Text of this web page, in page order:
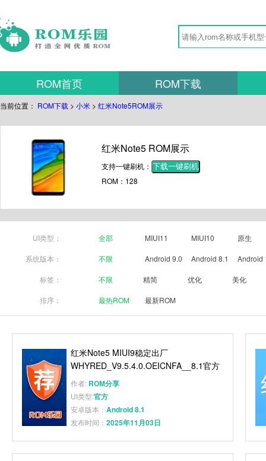
ROM首页 ROM下载
当前位置： ROM下载 > 小米 > 红米Note5ROM展示
红米Note5 ROM展示
支持一键刷机： 下载一键刷机
ROM：128
UI类型： 全部 MIUI11 MIUI10 原生
系统版本： 不限 Android 9.0 Android 8.1 Android
标签： 不限 精简 优化 美化
排序： 最热ROM 最新ROM
红米Note5 MIUI9稳定出厂
WHYRED_V9.5.4.0.OEICNFA__8.1官方
刷机包 完全免费
作者: ROM分享
UI类型:官方
安卓版本： Android 8.1
发布时间： 2025年11月03日